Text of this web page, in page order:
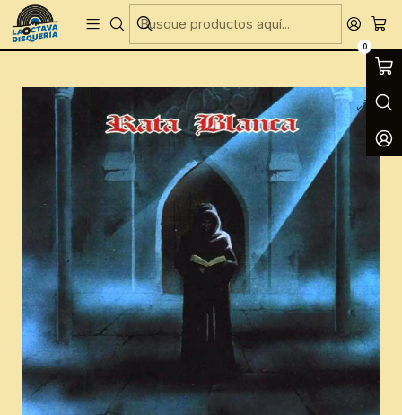
0
Entregas Gratis todos los días en Concepción
Inicio CD´S CD´S Nuevos Rata Blanca - El Libro Oculto